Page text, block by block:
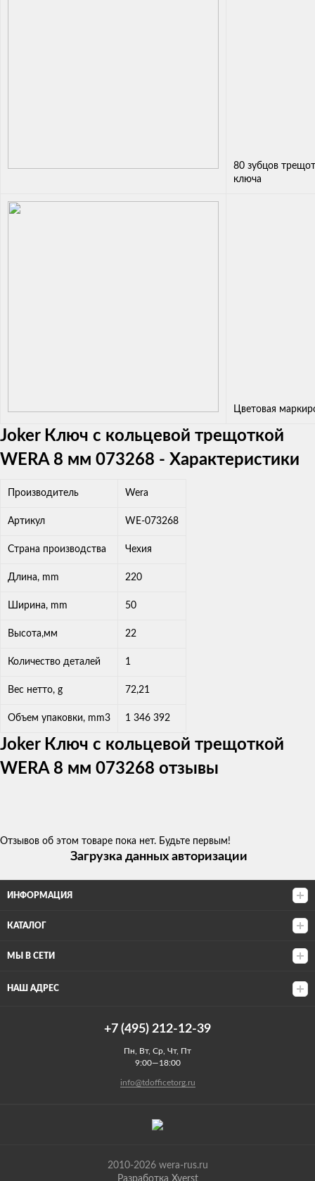
80 зубцов
ключа
Цветовая
Joker Ключ с кольцевой трещоткой
WERA 8 мм 073268 - Характеристики
Производитель Wera
Артикул WE-073268
Страна производства Чехия
Длина, mm 220
Ширина, mm 50
Высота,мм 22
Количество деталей 1
Вес нетто, g 72,21
Объем упаковки, mm3 1 346 392
Joker Ключ с кольцевой трещоткой
WERA 8 мм 073268 отзывы
Отзывов об этом товаре пока нет. Будьте первым!
Загрузка данных авторизации
ИНФОРМАЦИЯ
КАТАЛОГ
МЫ В СЕТИ
НАШ АДРЕС
+7 (495) 212-12-39
Пн, Вт, Ср, Чт, Пт
9:00—18:00
info@tdofficetorg.ru
2010-2026 wera-rus.ru
Разработка Xverst